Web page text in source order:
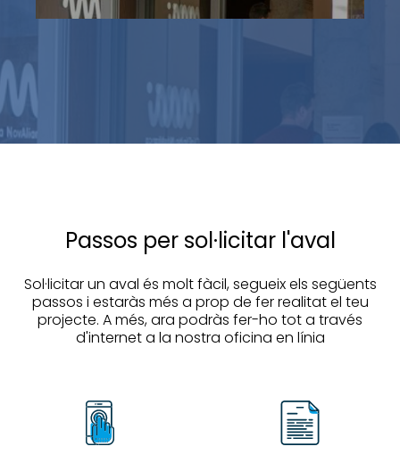
Passos per sol·licitar l'aval
Sol·licitar un aval és molt fàcil, segueix els següents
passos i estaràs més a prop de fer realitat el teu
projecte. A més, ara podràs fer-ho tot a través
d'internet a la nostra oficina en línia